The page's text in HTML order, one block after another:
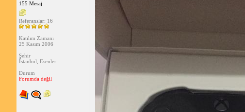
155 Mesaj
Referanslar: 16
Katılım Zamanı
25 Kasım 2006
Şehir
İstanbul, Esenler
Durum
Forumda değil